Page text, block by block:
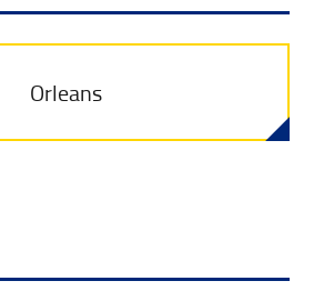
Orleans